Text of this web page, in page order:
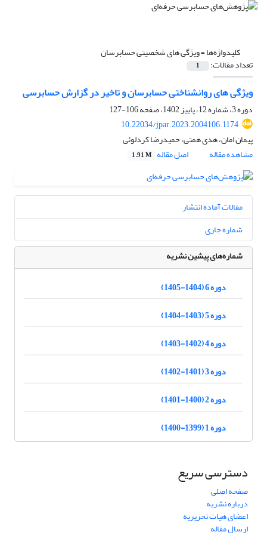
کلیدواژه‌ها =ویژگی های شخصیتی حسابرسان
تعداد مقالات: 1
ویژگی های روانشناختی حسابرسان و تاخیر در گزارش حسابرسی
دوره 3، شماره 12، پاییز 1402، صفحه
106-127
10.22034/jpar.2023.2004106.1174
پیمان امان، هدی همتی، حمیدرضا کردلوئی
مشاهده مقاله
اصل مقاله 1.91 M
مقالات آماده انتشار
شماره جاری
شماره‌های پیشین نشریه
دوره 6 (1404-1405)
دوره 5 (1403-1404)
دوره 4 (1402-1403)
دوره 3 (1401-1402)
دوره 2 (1400-1401)
دوره 1 (1399-1400)
دسترسی سریع
صفحه اصلی
درباره نشریه
اعضای هیات تحریریه
ارسال مقاله